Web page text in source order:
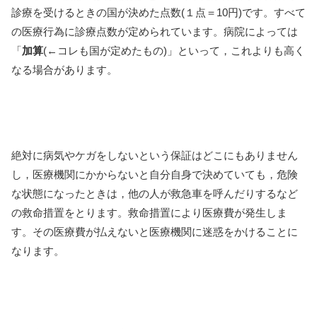
診療を受けるときの国が決めた点数(１点＝10円)です。すべて
の医療行為に診療点数が定められています。病院によっては
「加算(←コレも国が定めたもの)」といって，これよりも高く
なる場合があります。
絶対に病気やケガをしないという保証はどこにもありません
し，医療機関にかからないと自分自身で決めていても，危険
な状態になったときは，他の人が救急車を呼んだりするなど
の救命措置をとります。救命措置により医療費が発生しま
す。その医療費が払えないと医療機関に迷惑をかけることに
なります。